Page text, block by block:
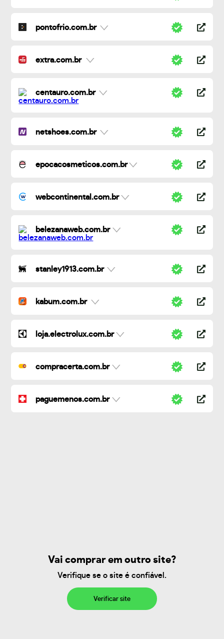
pontofrio.com.br
extra.com.br
centauro.com.br
netshoes.com.br
epocacosmeticos.com.br
webcontinental.com.br
belezanaweb.com.br
stanley1913.com.br
kabum.com.br
loja.electrolux.com.br
compracerta.com.br
paguemenos.com.br
Vai comprar em outro site?
Verifique se o site é confiável.
Verificar site